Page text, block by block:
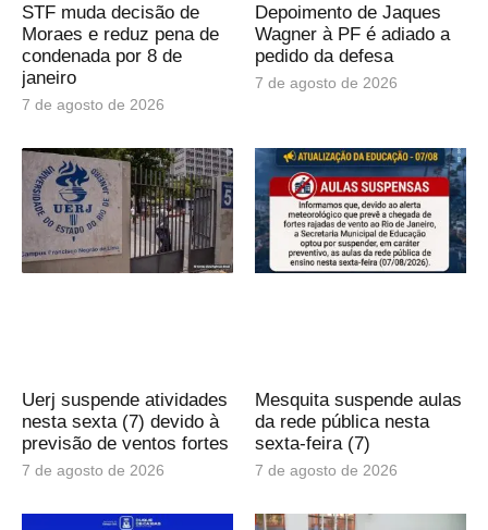
STF muda decisão de
Moraes e reduz pena de
condenada por 8 de
janeiro
7 de agosto de 2026
Depoimento de Jaques
Wagner à PF é adiado a
pedido da defesa
7 de agosto de 2026
Uerj suspende atividades
nesta sexta (7) devido à
previsão de ventos fortes
7 de agosto de 2026
Mesquita suspende aulas
da rede pública nesta
sexta-feira (7)
7 de agosto de 2026